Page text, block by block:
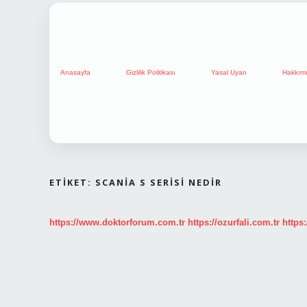
Anasayfa Gizlilik Politikası Yasal Uyarı
ETIKET: SCANIA S SERISI NEDIR
https://www.doktorforum.com.tr https://ozurfali.com.tr